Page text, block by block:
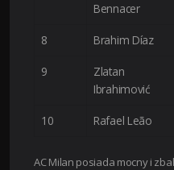
Bennacer
8 Brahim Díaz
9
Zlatan
Ibrahimović
10 Rafael Leão
AC Milan posiada mocny i